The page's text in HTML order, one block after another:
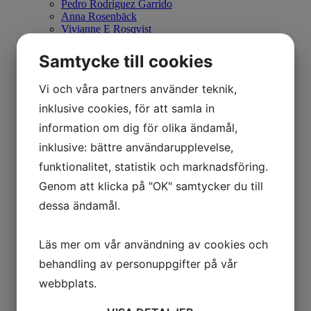
Pedro Rodriguez Garrido
Anna Rosenbäck
Vivianne E Rosqvist
Christopher Rådlund
Kersti Rågfelt Strandberg
Mattias Sammekull
Nuno Santiago
Olga Semenova
Alexandra Severinsson
Mitsuo Shiraishi
Cecilia Sikström
Lasse Skarbövik
Tony Soulie
Tino Stefanoni
Simon Dahlgren Strååt
William Sweetlove
Anette Björk Swensson
Astrid Sylwan
Samtycke till cookies
Vi och våra partners använder teknik,
inklusive cookies, för att samla in
information om dig för olika ändamål,
inklusive: bättre användarupplevelse,
funktionalitet, statistik och marknadsföring.
Genom att klicka på "OK" samtycker du till
dessa ändamål.
Läs mer om vår användning av cookies och
behandling av personuppgifter på vår
webbplats.